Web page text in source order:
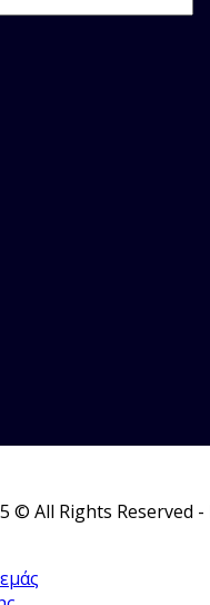
© All Rights Reserved